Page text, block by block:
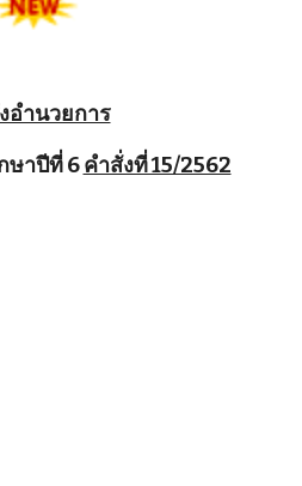
อำนวยการ
ษาปีที่ 6 คำสั่งที่ 15/2562